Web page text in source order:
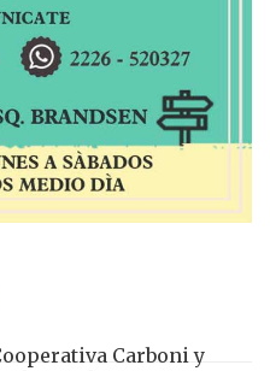
Carboni y